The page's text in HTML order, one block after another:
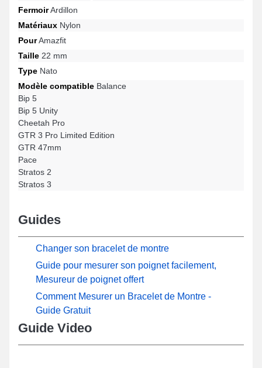
FermoirArdillon
Matériaux Nylon
PourAmazfit
Taille 22 mm
Type Nato
Modèle compatible Balance
Bip 5
Bip 5 Unity
Cheetah Pro
GTR 3 Pro Limited Edition
GTR 47mm
Pace
Stratos 2
Stratos 3
Guides
Changer son bracelet de montre
Guide pour mesurer son poignet facilement,
Mesureur de poignet offert
Comment Mesurer un Bracelet de Montre -
Guide Gratuit
Guide Video